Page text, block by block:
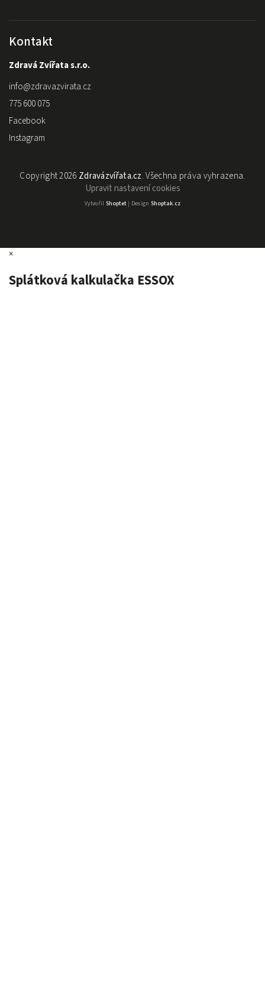
Kontakt
Zdravá Zvířata s.r.o.
info@zdravazvirata.cz
775 600 075
Facebook
Instagram
Copyright 2026 Zdravázvířata.cz. Všechna práva vyhrazena.
Upravit nastavení cookies
Vytvořil Shoptet| Design Shoptak.cz
×
Splátková kalkulačka ESSOX